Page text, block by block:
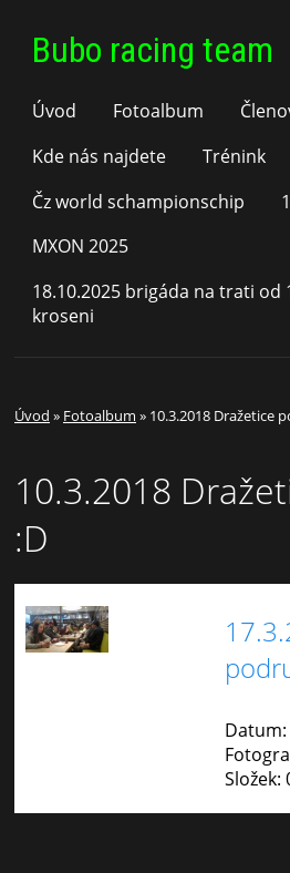
Bubo racing team
Úvod Fotoalbum
Kde nás najdete
Trénink
Čz world schampionschip
MXON 2025
18.10.2025 brigáda na trati od
kroseni
Úvod » Fotoalbum » 10.3.2018 Dražetice
10.3.2018
:D
Datum:
Složek: